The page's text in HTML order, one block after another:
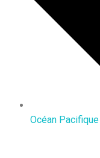
Océan Pacifique